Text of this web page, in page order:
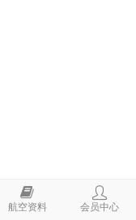
航空资料 会员中心